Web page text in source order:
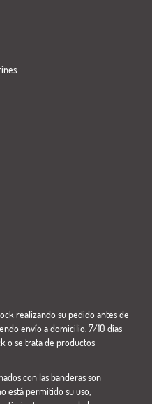
realizando su pedido antes de
envío a domicilio. 7/10 días
o se trata de productos
con las banderas son
está permitido su uso,